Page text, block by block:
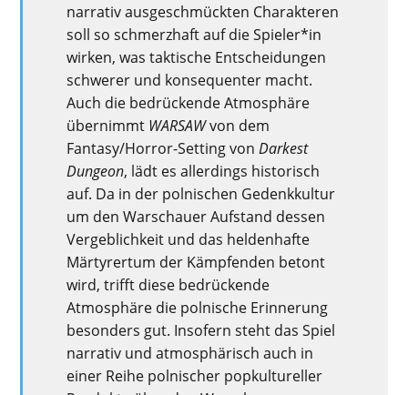
narrativ ausgeschmückten Charakteren
soll so schmerzhaft auf die Spieler*in
wirken, was taktische Entscheidungen
schwerer und konsequenter macht.
Auch die bedrückende Atmosphäre
übernimmt WARSAWvon dem
Fantasy/Horror-Setting vonDarkest
Dungeon, lädt es allerdings historisch
auf. Da in der polnischen Gedenkkultur
um den Warschauer Aufstand dessen
Vergeblichkeit und das heldenhafte
Märtyrertum der Kämpfenden betont
wird, trifft diese bedrückende
Atmosphäre die polnische Erinnerung
besonders gut. Insofern steht das Spiel
narrativ und atmosphärisch auch in
einer Reihe polnischer popkultureller